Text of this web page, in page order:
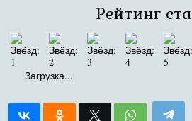
Рейтинг
Загрузка...